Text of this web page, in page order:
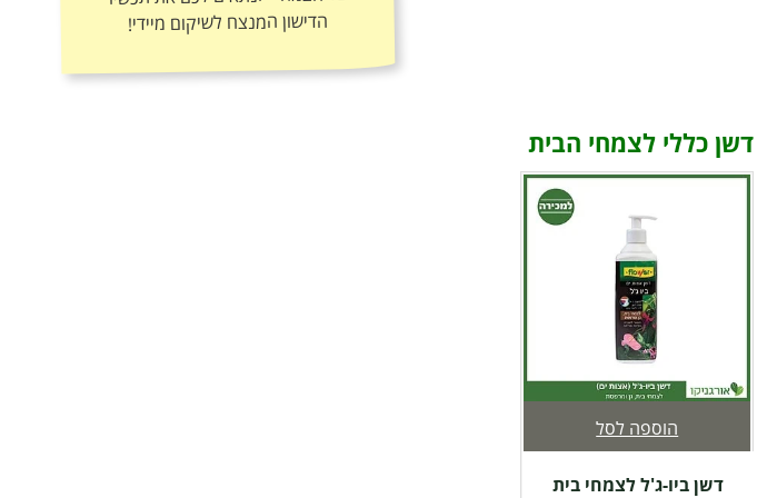
הדישון המנצח לשיקום מיידי!
דשן כללי לצמחי הבית
דשן ביו-ג'ל לצמחי בית
הוספה לסל